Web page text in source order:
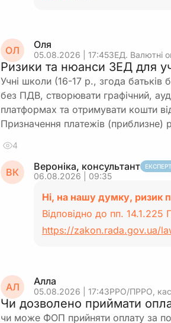
ОЛ Оля
05.08.2026 | 17:45ЗЕД. Валютні
Ризики та нюанси ЗЕД для
Учні школи (16-17 р., згода
без ПДВ, створювати графічний,
платформах та отримувати кошти
Призначення платежів (приблизне)
4
ВК Вероніка, консультант ЕКСПЕРТ
06.08.2026 | 09:35
Ні, на нашу думку, ризик
Відповідно до пп. 14.1.225
https://zakon.rada.gov.ua/
АЛ Алла
05.08.2026 | 17:43РРО/ПРРО,
Чи дозволено приймати
чи може ФОП прийняти оплату за